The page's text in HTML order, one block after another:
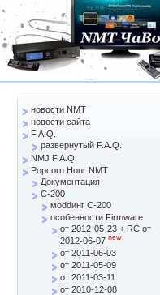
новости NMT
новости сайта
F.A.Q.
развернутый F.A.Q.
NMJ F.A.Q.
Popcorn Hour NMT
Документация
C-200
моddинг C-200
особенности Firmware
от 2012-05-23 + RC от
2012-06-07 new
от 2011-06-03
от 2011-05-09
от 2011-03-11
от 2010-12-08